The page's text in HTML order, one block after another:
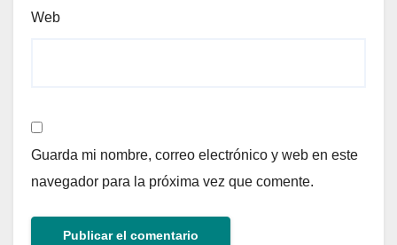
Web
Guarda mi nombre, correo electrónico y web en este
navegador para la próxima vez que comente.